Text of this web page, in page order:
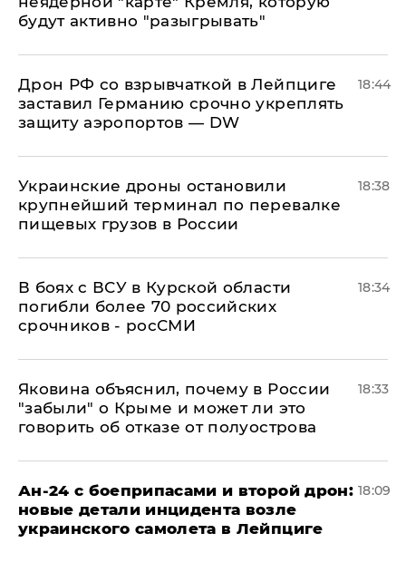
будут активно "разыгрывать"
​Дрон РФ со взрывчаткой в Лейпциге
заставил Германию срочно укреплять
защиту аэропортов — DW
18:44
Украинские дроны остановили
крупнейший терминал по перевалке
пищевых грузов в России
18:38
В боях с ВСУ в Курской области
погибли более 70 российских
срочников - росСМИ
18:34
Яковина объяснил, почему в России
"забыли" о Крыме и может ли это
говорить об отказе от полуострова
18:33
Ан-24 с боеприпасами и второй дрон:
новые детали инцидента возле
украинского самолета в Лейпциге
18:09